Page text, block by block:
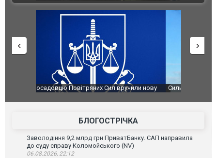
Сили оборони уразили Ярославський НПЗ:
атаку. ВІДЕО
Неймар
БЛОГОСТРІЧКА
Заволодіння 9,2 млрд грн ПриватБанку. САП направила
до суду справу Коломойського (NV)
06.08.2026, 22:12